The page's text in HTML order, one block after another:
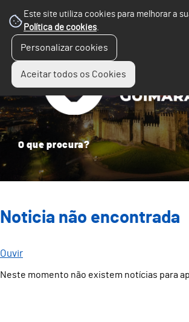
Este site utiliza cookies para melhorar a
Política de cookies.
Personalizar cookies
Aceitar todos os Cookies
Noticia não encontrada
Ouvir
Neste momento não existem notícias para